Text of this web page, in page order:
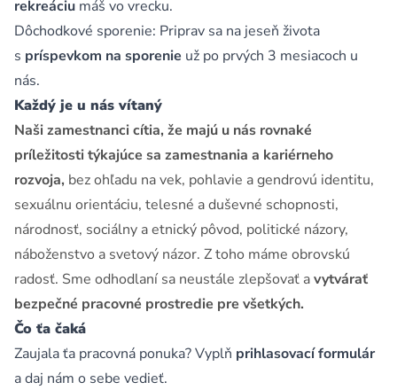
rekreáciu máš vo vrecku.
Dôchodkové sporenie: Priprav sa na jeseň života
s príspevkom na sporenie už po prvých 3 mesiacoch u
nás.
Každý je u nás vítaný
Naši zamestnanci cítia, že majú u nás rovnaké
príležitosti týkajúce sa zamestnania a kariérneho
rozvoja, bez ohľadu na vek, pohlavie a gendrovú identitu,
sexuálnu orientáciu, telesné a duševné schopnosti,
národnosť, sociálny a etnický pôvod, politické názory,
náboženstvo a svetový názor. Z toho máme obrovskú
radosť. Sme odhodlaní sa neustále zlepšovať avytvárať
bezpečné pracovné prostredie pre všetkých.
Čo ťa čaká
Zaujala ťa pracovná ponuka? Vyplň prihlasovací formulár
a daj nám o sebe vedieť.